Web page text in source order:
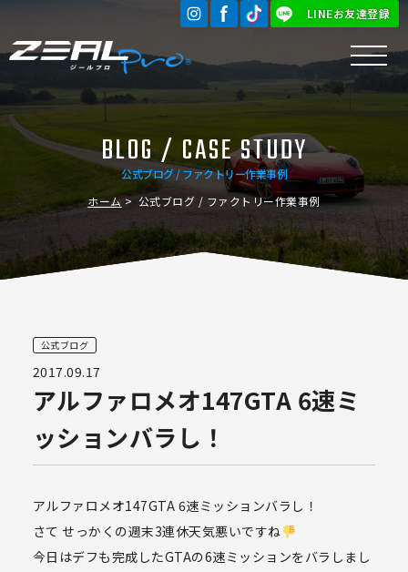
LINEお友達登録
公式ブログ / ファクトリー作業事例
BLOG / CASE STUDY
ホーム 公式ブログ / ファクトリー作業事例
公式ブログ
2017.09.17
アルファロメオ147GTA 6速ミ
ッションバラし！
アルファロメオ147GTA 6速ミッションバラし！
さて せっかくの週末3連休天気悪いですね
今日はデフも完成したGTAの6速ミッションをバラしまし